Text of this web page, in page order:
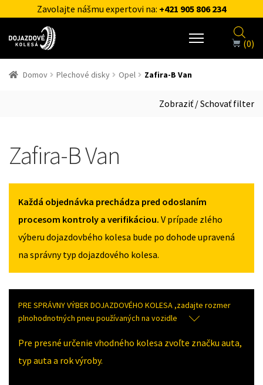
Zavolajte nášmu expertovi na: +421 905 806 234
(0)
Domov Plechové disky Opel Zafira-B Van
Zobraziť / Schovať filter
Zafira-B Van
Každá objednávka prechádza pred odoslaním
procesom kontroly a verifikáciou. V prípade zlého
výberu dojazdovbého kolesa bude po dohode upravená
na správny typ dojazdového kolesa.
PRE SPRÁVNY VÝBER DOJAZDOVÉHO KOLESA ,zadajte rozmer
plnohodnotných pneu používaných na vozidle
Pre presné určenie vhodného kolesa zvoľte značku auta,
typ auta a rok výroby.